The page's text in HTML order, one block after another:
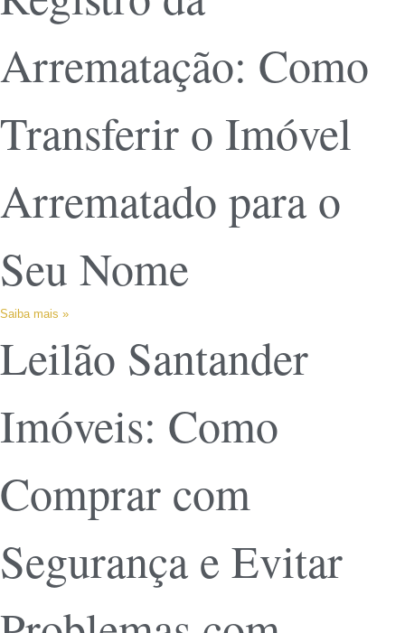
Arrematação: Como
Transferir o Imóvel
Arrematado para o
Seu Nome
Saiba mais »
Leilão Santander
Imóveis: Como
Comprar com
Segurança e Evitar